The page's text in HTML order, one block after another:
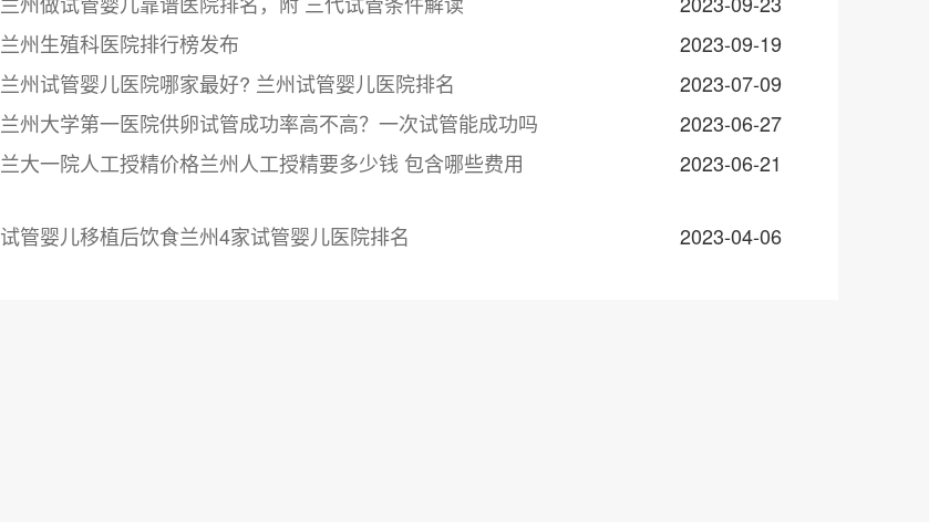
兰州生殖科医院排行榜发布
2023-09-19
兰州试管婴儿医院哪家最好? 兰州试管婴儿医院排名
2023-07-09
兰州大学第一医院供卵试管成功率高不高？一次试管能成功吗
2023-06-27
兰大一院人工授精价格兰州人工授精要多少钱 包含哪些费用
2023-06-21
试管婴儿移植后饮食兰州4家试管婴儿医院排名 2023-04-06